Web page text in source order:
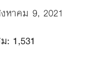
หาคม 9, 2021
: 1,531